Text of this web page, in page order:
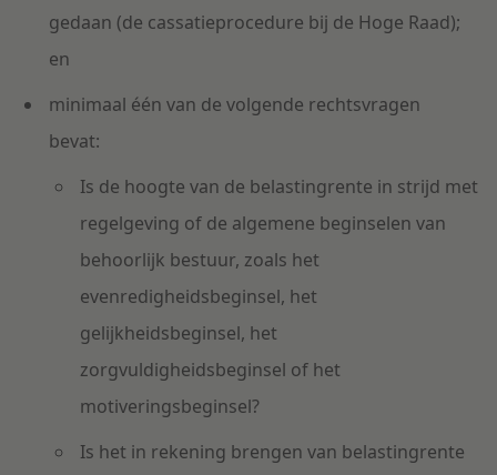
gedaan (de cassatieprocedure bij de Hoge Raad);
en
minimaal één van de volgende rechtsvragen
bevat:
Is de hoogte van de belastingrente in strijd met
regelgeving of de algemene beginselen van
behoorlijk bestuur, zoals het
evenredigheidsbeginsel, het
gelijkheidsbeginsel, het
zorgvuldigheidsbeginsel of het
motiveringsbeginsel?
Is het in rekening brengen van belastingrente